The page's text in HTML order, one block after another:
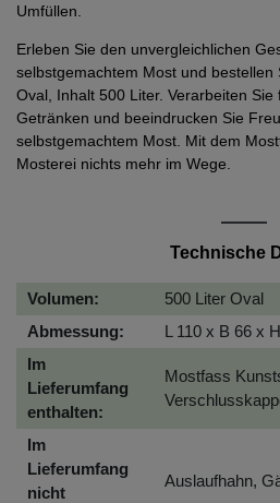
Umfüllen.
Erleben Sie den unvergleichlichen
selbstgemachtem Most und bestellen
Oval, Inhalt 500 Liter. Verarbeiten
Getränken und beeindrucken Sie
selbstgemachtem Most. Mit dem
Mosterei nichts mehr im Wege.
Technische
Volumen:
500 Liter Oval
Abmessung:
L 110 x B 66 x
Im
Lieferumfang
enthalten:
Mostfass
Im
Lieferumfang
nicht
Auslaufhahn,